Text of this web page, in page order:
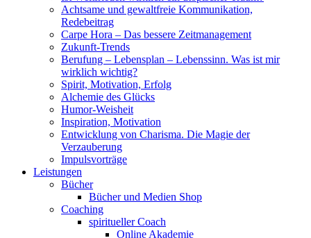
Achtsame und gewaltfreie Kommunikation,
Redebeitrag
Carpe Hora – Das bessere Zeitmanagement
Zukunft-Trends
Berufung – Lebensplan – Lebenssinn. Was ist mir
wirklich wichtig?
Spirit, Motivation, Erfolg
Alchemie des Glücks
Humor-Weisheit
Inspiration, Motivation
Entwicklung von Charisma. Die Magie der
Verzauberung
Impulsvorträge
Leistungen
Bücher
Bücher und Medien Shop
Coaching
spiritueller Coach
Online Akademie